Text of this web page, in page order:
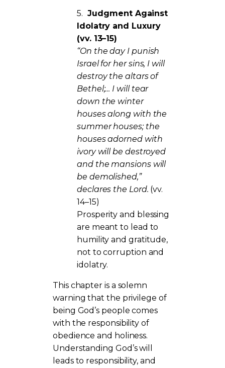
5. Judgment Against
Idolatry and Luxury
(vv. 13–15)
“On the day I punish
Israel for her sins, I will
destroy the altars of
Bethel;… I will tear
down the winter
houses along with the
summer houses; the
houses adorned with
ivory will be destroyed
and the mansions will
be demolished,”
declares the Lord. (vv.
14–15)
Prosperity and blessing
are meant to lead to
humility and gratitude,
not to corruption and
idolatry.
This chapter is a solemn
warning that the privilege of
being God’s people comes
with the responsibility of
obedience and holiness.
Understanding God’s will
leads to responsibility, and